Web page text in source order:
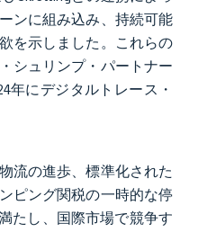
ンに組み込み、持続可能
を示しました。これらの
シュリンプ・パートナー
年にデジタルトレース・
流の進歩、標準化された
ピング関税の一時的な停
たし、国際市場で競争す